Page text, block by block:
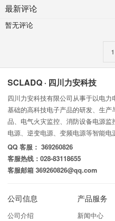
最新评论
暂无评论
1
SCLADQ · 四川力安科技
四川力安科技有限公司从事于以电
基础的高科技电子产品的研发、生
品、电气火灾监控、消防设备电源
电源、逆变电源、变频电源等智能电
QQ 客服： 369260826
客服热线：028-83118655
客服邮箱 369260826@qq.com
公司信息
公司介绍
产品服务
新闻中心